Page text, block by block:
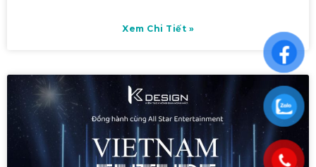
Xem Chi Tiết »